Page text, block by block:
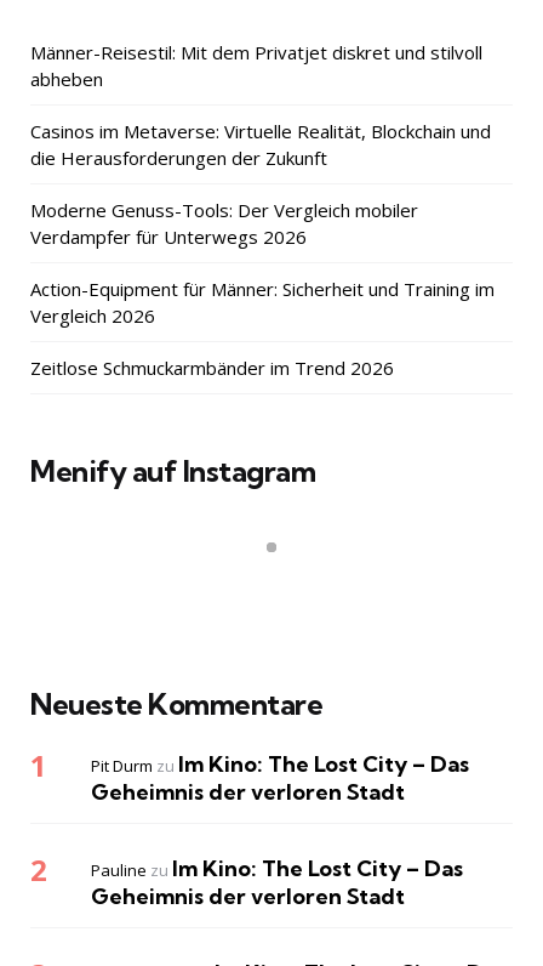
Männer-Reisestil: Mit dem Privatjet diskret und stilvoll
abheben
Casinos im Metaverse: Virtuelle Realität, Blockchain und
die Herausforderungen der Zukunft
Moderne Genuss-Tools: Der Vergleich mobiler
Verdampfer für Unterwegs 2026
Action-Equipment für Männer: Sicherheit und Training im
Vergleich 2026
Zeitlose Schmuckarmbänder im Trend 2026
Menify auf Instagram
Neueste Kommentare
Pit Durm zu Im Kino: The Lost City – Das
Geheimnis der verloren Stadt
Pauline zu Im Kino: The Lost City – Das
Geheimnis der verloren Stadt